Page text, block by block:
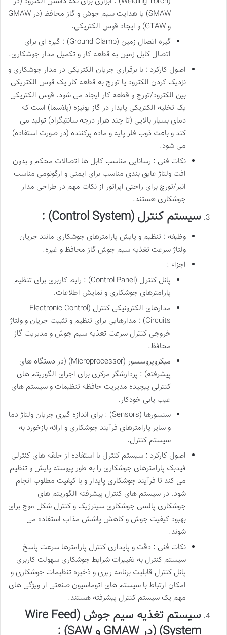
SMAW) یا هدایت سیم جوش و گاز محافظ (در GMAW
و GTAW) و ایجاد قوس الکتریکی.
گیره اتصال زمین (Ground Clamp) : گیره ای برای
اتصال کابل زمین به قطعه کار و تکمیل مدار جوشکاری.
اصول کارکرد : با برقراری جریان الکتریکی در مدار جوشکاری و
نزدیک کردن الکترود یا تورچ به قطعه کار یک قوس الکتریکی
بین الکترود/تورچ و قطعه کار ایجاد می شود. قوس الکتریکی
یک تخلیه الکتریکی پایدار در گاز یونیزه (پلاسما) است که
دمای بسیار بالایی (تا چند هزار درجه سانتیگراد) تولید می
کند و باعث ذوب فلز پایه و ماده پرکننده (در صورت استفاده)
می شود.
نکات فنی : رسانایی مناسب کابل ها اتصالات محکم و بدون
افت ولتاژ عایق بندی مناسب برای ایمنی و ارگونومی مناسب
انبر/تورچ برای راحتی اپراتور از نکات مهم در طراحی مدار
جوشکاری هستند.
سیستم کنترل (Control System) :
وظیفه : تنظیم و پایش پارامترهای جوشکاری مانند جریان
ولتاژ سرعت تغذیه سیم جوش گاز محافظ و غیره.
اجزاء :
پانل کنترل (Control Panel) : رابط کاربری برای تنظیم
پارامترهای جوشکاری و نمایش اطلاعات.
مدارهای الکترونیکی کنترل (Electronic Control
Circuits) : مدارهایی برای تنظیم و تثبیت جریان و ولتاژ
خروجی کنترل سرعت تغذیه سیم جوش و مدیریت گاز
محافظ.
میکروپروسسور (Microprocessor) (در دستگاه های
پیشرفته) : پردازشگر مرکزی برای اجرای الگوریتم های
کنترلی پیچیده مدیریت حافظه تنظیمات و سیستم های
عیب یابی خودکار.
سنسورها (Sensors) : برای اندازه گیری جریان ولتاژ دما
و سایر پارامترهای فرآیند جوشکاری و ارائه بازخورد به
سیستم کنترل.
اصول کارکرد : سیستم کنترل با استفاده از حلقه های کنترلی
فیدبک پارامترهای جوشکاری را به طور پیوسته پایش و تنظیم
می کند تا فرآیند جوشکاری پایدار و با کیفیت مطلوب انجام
شود. در سیستم های کنترل پیشرفته الگوریتم های
جوشکاری پالسی جوشکاری سینرژیک و کنترل شکل موج برای
بهبود کیفیت جوش و کاهش پاشش مذاب استفاده می
شوند.
نکات فنی : دقت و پایداری کنترل پارامترها سرعت پاسخ
سیستم کنترل به تغییرات شرایط جوشکاری سهولت کاربری
پانل کنترل قابلیت برنامه ریزی و ذخیره تنظیمات جوشکاری و
امکان ارتباط با سیستم های اتوماسیون صنعتی از ویژگی های
مهم یک سیستم کنترل پیشرفته هستند.
سیستم تغذیه سیم جوش (Wire Feed
System) (در GMAW و SAW) :